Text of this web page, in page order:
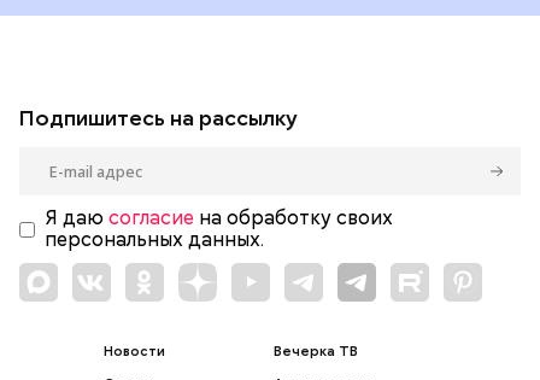
Подпишитесь на рассылку
Я даю согласие на обработку своих
персональных данных.
Новости
Вечерка ТВ